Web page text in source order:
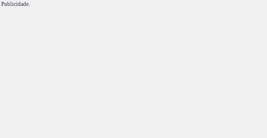
Publicidade.